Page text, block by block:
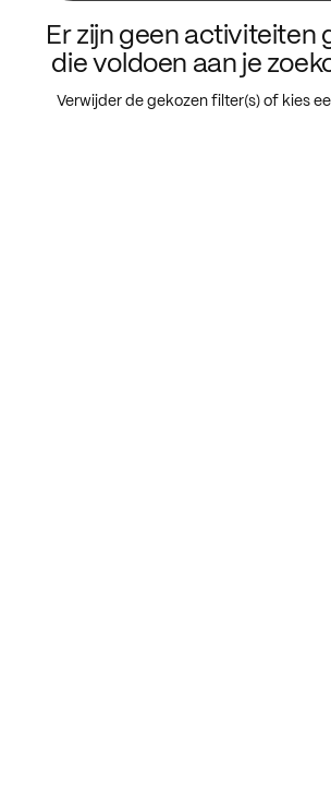
Er zijn geen activiteiten
die voldoen aan je
Verwijder de gekozen filter(s) of kies